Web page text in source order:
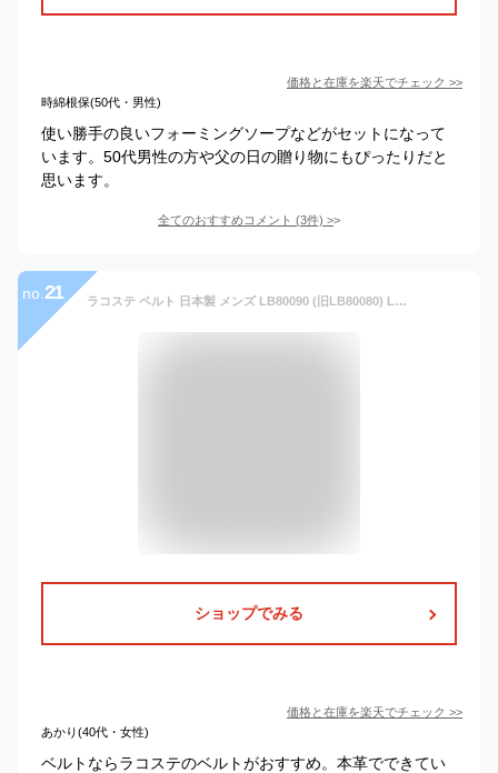
価格と在庫を楽天でチェック >>
時綿根保(50代・男性)
使い勝手の良いフォーミングソープなどがセットになって
います。50代男性の方や父の日の贈り物にもぴったりだと
思います。
全てのおすすめコメント (3件) >
no. 21 ラコステ ベルト 日本製 メンズ LB80090 (旧LB80080) LACOSTE 本革 レザー カジュアル ビジネス 牛革 ブランド[DL10][即日発送]
ショップでみる
価格と在庫を楽天でチェック >>
あかり(40代・女性)
ベルトならラコステのベルトがおすすめ。本革でできてい